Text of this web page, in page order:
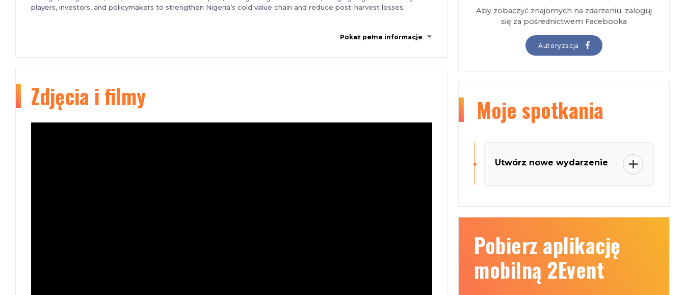
players, investors, and policymakers to strengthen Nigeria’s cold value chain and reduce post-harvest losses.
Pokaż pełne informacje
Zdjęcia i filmy
Aby zobaczyć znajomych na zdarzeniu, zaloguj
się za pośrednictwem Facebooka
Autoryzacja
Mojespotkania
Utwórz nowe wydarzenie
Pobierz aplikację
mobilną 2Event